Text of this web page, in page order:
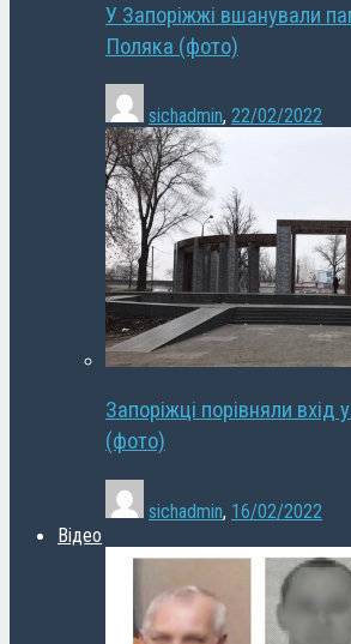
У Запоріжжі вшанували
Поляка (фото)
sichadmin, 22/02/2022
Запоріжці порівняли вхід
(фото)
sichadmin, 16/02/2022
Відео